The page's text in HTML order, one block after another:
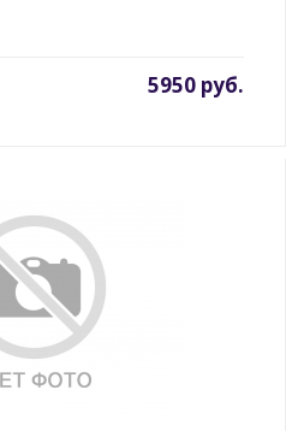
5950 руб.